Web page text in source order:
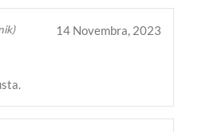
14 Novembra, 2023